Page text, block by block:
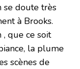
se doute très
à Brooks.
, que ce soit
la plume
scènes de